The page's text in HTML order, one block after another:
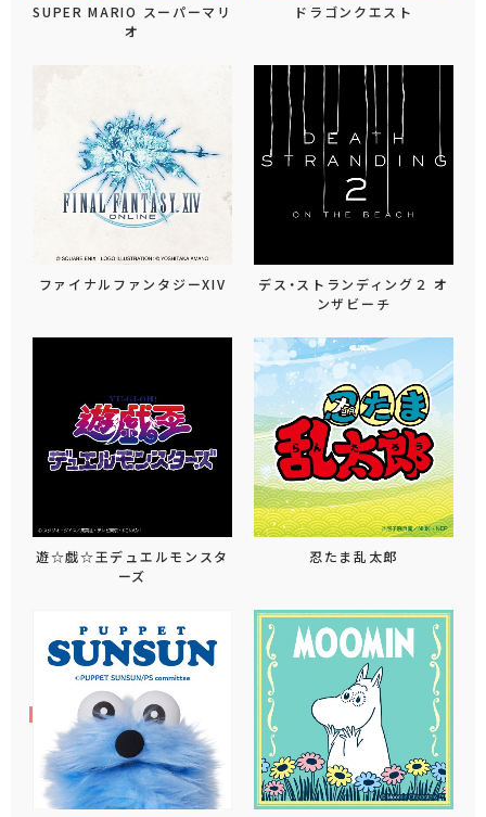
SUPER MARIO スーパーマリ
オ
ドラゴンクエスト
ファイナルファンタジーXIV
デス・ストランディング２ オ
ンザビーチ
遊☆戯☆王デュエルモンスタ
ーズ
忍たま乱太郎